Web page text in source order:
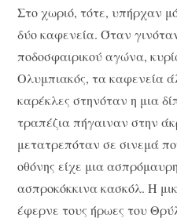
Στο χωριό, τότε, υπήρχαν
δύο καφενεία. Όταν
ποδοσφαιρικού αγώνα,
Ολυμπιακός, τα καφενεία
καρέκλες στηνόταν η μια
τραπέζια πήγαιναν στην
μετατρεπόταν σε σινεμά
οθόνης είχε μια
ασπροκόκκινα κασκόλ. Η
έφερνε τους ήρωες του